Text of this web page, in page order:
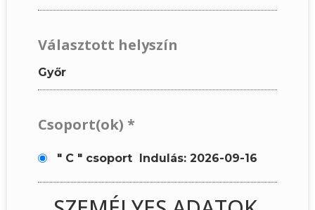
Választott helyszín
Győr
Csoport(ok) *
" C " csoport Indulás: 2026-09-16